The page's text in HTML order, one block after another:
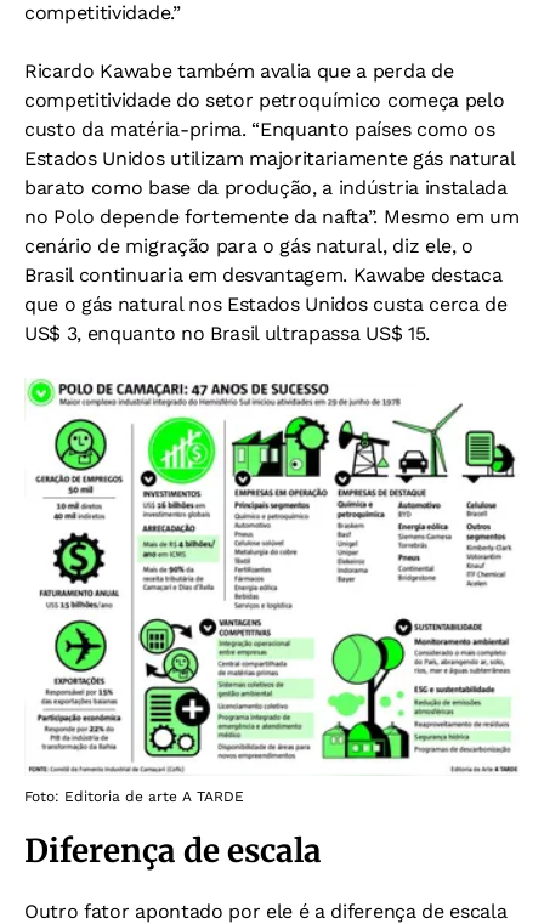
competitividade.”
Ricardo Kawabe também avalia que a perda de
competitividade do setor petroquímico começa pelo
custo da matéria-prima. “Enquanto países como os
Estados Unidos utilizam majoritariamente gás natural
barato como base da produção, a indústria instalada
no Polo depende fortemente da nafta”. Mesmo em um
cenário de migração para o gás natural, diz ele, o
Brasil continuaria em desvantagem. Kawabe destaca
que o gás natural nos Estados Unidos custa cerca de
US$ 3, enquanto no Brasil ultrapassa US$ 15.
Foto: Editoria de arte A TARDE
Diferença de escala
Outro fator apontado por ele é a diferença de escala